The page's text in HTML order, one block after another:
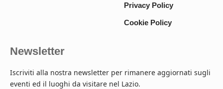
Privacy Policy
Cookie Policy
Newsletter
Iscriviti alla nostra newsletter per rimanere aggiornati sugli
eventi ed il luoghi da visitare nel Lazio.